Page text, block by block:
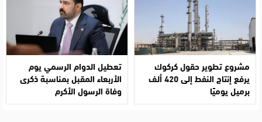
مشروع تطوير حقول كركوك
يرفع إنتاج النفط إلى 420 ألف
برميل يوميًا
تعطيل الدوام الرسمي يوم
الأربعاء المقبل بمناسبة ذكرى
وفاة الرسول الأكرم